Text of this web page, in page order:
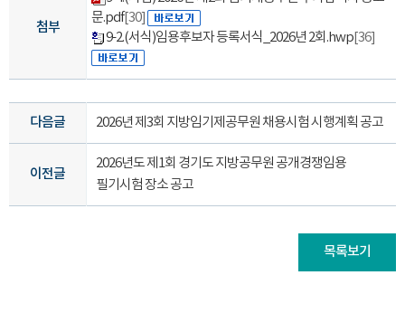
첨부
문.pdf[30]
9-2.(서식)임용후보자 등록서식_2026년 2회.hwp[36]
다음글 2026년 제3회 지방임기제공무원 채용시험 시행계획 공고
이전글
2026년도 제1회 경기도 지방공무원 공개경쟁임용
필기시험 장소 공고
목록보기